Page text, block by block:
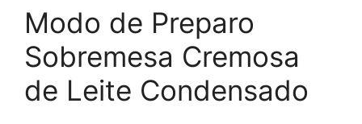
Modo de Preparo
Sobremesa Cremosa
de Leite Condensado